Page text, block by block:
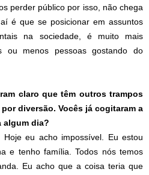
perder público por isso, não chega
é que se posicionar em assuntos
na sociedade, é muito mais
ou menos pessoas gostando do
claro que têm outros trampos
diversão. Vocês já cogitaram a
algum dia?
Hoje eu acho impossível. Eu estou
e tenho família. Todos nós temos
Eu acho que a coisa teria que